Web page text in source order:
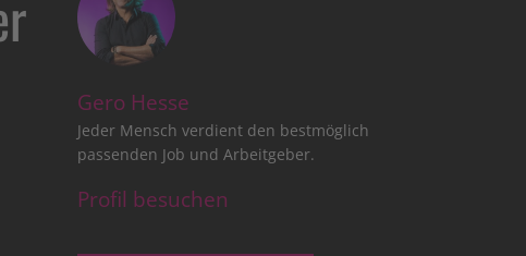
Gero Hesse
Jeder Mensch verdient den bestmöglich
passenden Job und Arbeitgeber.
Profil besuchen